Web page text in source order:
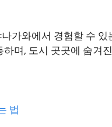
가와에서 경험할 수
며, 도시 곳곳에 숨겨
법